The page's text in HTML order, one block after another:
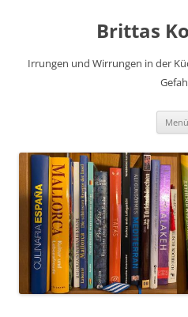
Brittas
Irrungen und Wirrungen in der
Menü